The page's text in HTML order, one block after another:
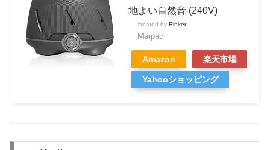
地よい自然音 (240V)
created by Rinker
Marpac
Amazon 楽天市場
Yahooショッピング